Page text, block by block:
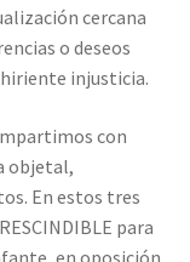
cercana
o deseos
injusticia.
con
objetal,
En estos tres
para
en oposición